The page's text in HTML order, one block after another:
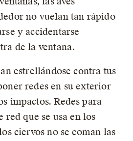
no vuelan tan rápido
y accidentarse
de la ventana.
estrellándose contra tus
redes en su exterior
impactos. Redes para
red que se usa en los
ciervos no se coman las